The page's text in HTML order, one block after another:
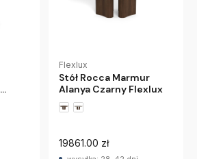
Flexlux
Stół Rocca Marmur
Alanya Czarny Flexlux
19861.00 zł